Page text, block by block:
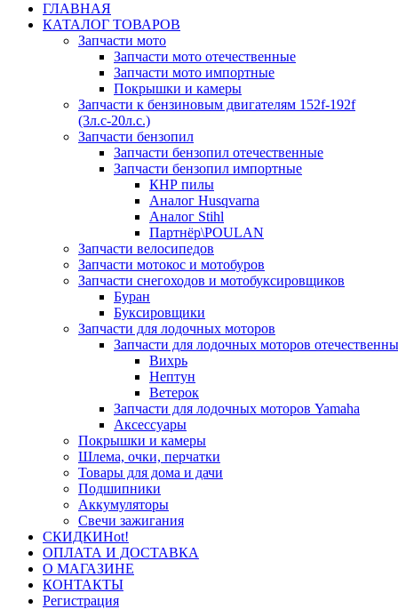
ГЛАВНАЯ
КАТАЛОГ ТОВАРОВ
Запчасти мото
Запчасти мото отечественные
Запчасти мото импортные
Покрышки и камеры
Запчасти к бензиновым двигателям 152f-192f
(3л.с-20л.с.)
Запчасти бензопил
Запчасти бензопил отечественные
Запчасти бензопил импортные
КНР пилы
Аналог Husqvarna
Аналог Stihl
Партнёр\POULAN
Запчасти велосипедов
Запчасти мотокос и мотобуров
Запчасти снегоходов и мотобуксировщиков
Буран
Буксировщики
Запчасти для лодочных моторов
Запчасти для лодочных моторов
Вихрь
Нептун
Ветерок
Запчасти для лодочных моторов Yamaha
Аксессуары
Покрышки и камеры
Шлема, очки, перчатки
Товары для дома и дачи
Подшипники
Аккумуляторы
Свечи зажигания
СКИДКИHot!
ОПЛАТА И ДОСТАВКА
О МАГАЗИНЕ
КОНТАКТЫ
Регистрация